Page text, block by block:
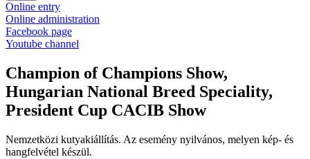
Online entry
Online administration
Facebook page
Youtube channel
Champion of Champions Show,
Hungarian National Breed Speciality,
President Cup CACIB Show
Nemzetközi kutyakiállítás. Az esemény nyilvános, melyen kép- és
hangfelvétel készül.